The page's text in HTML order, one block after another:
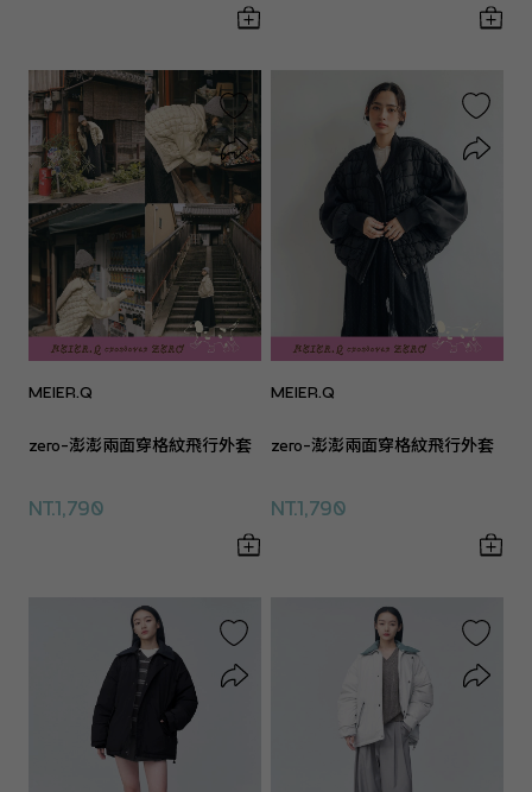
MEIER.Q
zero-澎澎兩面穿格紋飛行外套
NT.1,790
MEIER.Q
zero-澎澎兩面穿格紋飛行外套
NT.1,790